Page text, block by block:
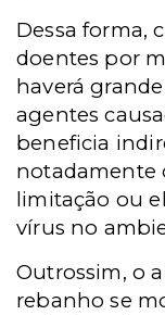
Dessa forma,
doentes por
haverá
agentes
beneficia
notadamente
limitação ou
vírus no
Outrossim, o
rebanho se